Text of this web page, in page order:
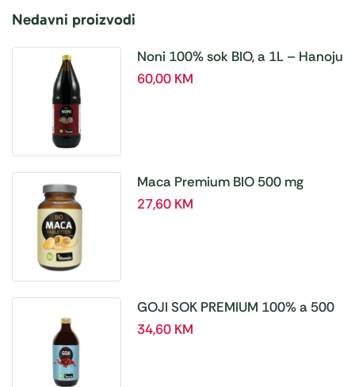
Nedavni proizvodi
Noni 100% sok BIO, a 1L – Hanoju
60,00 KM
Maca Premium BIO 500 mg
tablete, a180 tbl – Hanoju
27,60 KM
GOJI SOK PREMIUM 100% a 500
ml
34,60 KM